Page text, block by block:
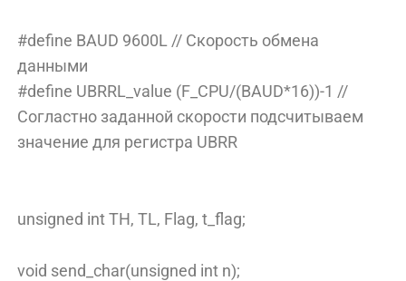
#define BAUD 9600L // Скорость обмена
данными
#define UBRRL_value (F_CPU/(BAUD*16))-1 //
Согластно заданной скорости подсчитываем
значение для регистра UBRR
unsigned int TH, TL, Flag, t_flag;
void send_char(unsigned int n);